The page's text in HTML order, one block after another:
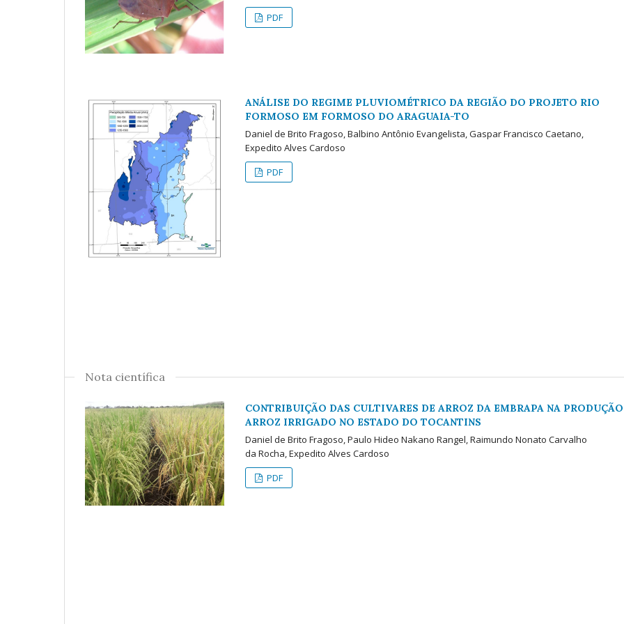
PDF
ANÁLISE DO REGIME PLUVIOMÉTRICO DA REGIÃO DO PROJETO RIO
FORMOSO EM FORMOSO DO ARAGUAIA-TO
Daniel de Brito Fragoso, Balbino Antônio Evangelista, Gaspar Francisco Caetano,
Expedito Alves Cardoso
PDF
Nota científica
CONTRIBUIÇÃO DAS CULTIVARES DE ARROZ DA EMBRAPA NA
ARROZ IRRIGADO NO ESTADO DO TOCANTINS
Daniel de Brito Fragoso, Paulo Hideo Nakano Rangel, Raimundo Nonato Carvalho
da Rocha, Expedito Alves Cardoso
PDF